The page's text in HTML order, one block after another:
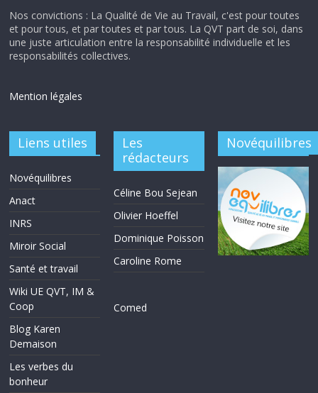
Nos convictions : La Qualité de Vie au Travail, c'est pour toutes
et pour tous, et par toutes et par tous. La QVT part de soi, dans
une juste articulation entre la responsabilité individuelle et les
responsabilités collectives.
Mention légales
Liens utiles
Novéquilibres
Anact
INRS
Miroir Social
Santé et travail
Wiki UE QVT, IM &
Coop
Blog Karen
Demaison
Les verbes du
bonheur
Les
rédacteurs
Céline Bou Sejean
Olivier Hoeffel
Dominique Poisson
Caroline Rome
Comed
Novéquilibres